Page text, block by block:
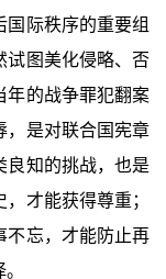
国际秩序的重要组
试图美化侵略、否
年的战争罪犯翻案
，是对联合国宪章
良知的挑战，也是
才能获得尊重；
不忘，才能防止再